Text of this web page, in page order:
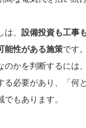
は、設備投資も工事
能性がある施策です
のかを判断するには
必要があり、「何
もあります。